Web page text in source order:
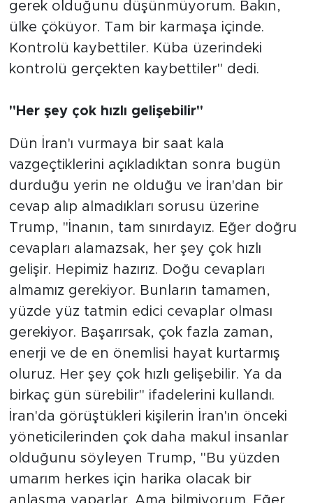
gerek olduğunu düşünmüyorum. Bakın,
ülke çöküyor. Tam bir karmaşa içinde.
Kontrolü kaybettiler. Küba üzerindeki
kontrolü gerçekten kaybettiler" dedi.
"Her şey çok hızlı gelişebilir"
Dün İran'ı vurmaya bir saat kala
vazgeçtiklerini açıkladıktan sonra bugün
durduğu yerin ne olduğu ve İran'dan bir
cevap alıp almadıkları sorusu üzerine
Trump, "İnanın, tam sınırdayız. Eğer doğru
cevapları alamazsak, her şey çok hızlı
gelişir. Hepimiz hazırız. Doğu cevapları
almamız gerekiyor. Bunların tamamen,
yüzde yüz tatmin edici cevaplar olması
gerekiyor. Başarırsak, çok fazla zaman,
enerji ve de en önemlisi hayat kurtarmış
oluruz. Her şey çok hızlı gelişebilir. Ya da
birkaç gün sürebilir" ifadelerini kullandı.
İran'da görüştükleri kişilerin İran'ın önceki
yöneticilerinden çok daha makul insanlar
olduğunu söyleyen Trump, "Bu yüzden
umarım herkes için harika olacak bir